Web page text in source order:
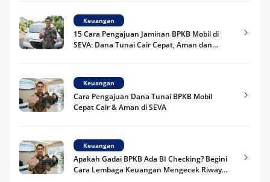
Keuangan
15 Cara Pengajuan Jaminan BPKB Mobil di
SEVA: Dana Tunai Cair Cepat, Aman dan
Keuangan
Cara Pengajuan Dana Tunai BPKB Mobil
Cepat Cair & Aman di SEVA
Keuangan
Apakah Gadai BPKB Ada BI Checking? Begini
Cara Lembaga Keuangan Mengecek Riwayat